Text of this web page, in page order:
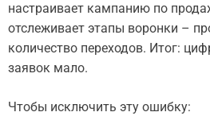
настраивает кампанию по
отслеживает этапы воронки –
количество переходов. Итог:
заявок мало.
Чтобы исключить эту ошибку: